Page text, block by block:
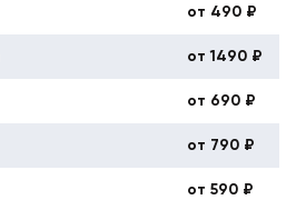
от 490 ₽
от 1490 ₽
от 690 ₽
от 790 ₽
от 590 ₽